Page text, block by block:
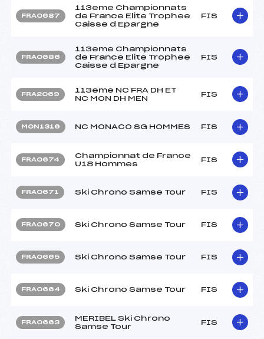
FRA0687
113eme Championnats
de France Elite Trophee
Caisse d Epargne
FIS
FRA0686
113eme Championnats
de France Elite Trophee
Caisse d Epargne
FIS
FRA2069
113eme NC FRA DH ET
NC MON DH MEN
FIS
MON1316 NC MONACO SG HOMMES FIS
FRA0674
Championnat de France
U18 Hommes
FIS
FRA0671 Ski Chrono Samse Tour FIS
FRA0670 Ski Chrono Samse Tour FIS
FRA0665 Ski Chrono Samse Tour FIS
FRA0664 Ski Chrono Samse Tour FIS
FRA0663
MERIBEL Ski Chrono
Samse Tour
FIS